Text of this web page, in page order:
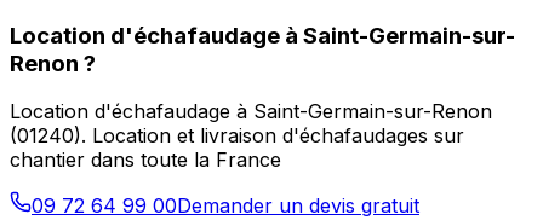
Location d'échafaudage à Saint-Germain-sur-
Renon ?
Location d'échafaudage à Saint-Germain-sur-Renon
(01240). Location et livraison d'échafaudages sur
chantier dans toute la France
09 72 64 99 00Demander un devis gratuit